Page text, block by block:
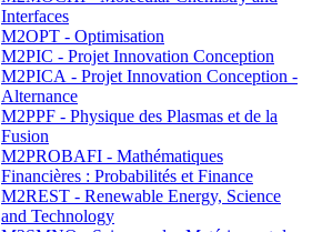
Interfaces
M2OPT - Optimisation
M2PIC - Projet Innovation Conception
M2PICA - Projet Innovation Conception -
Alternance
M2PPF - Physique des Plasmas et de la
Fusion
M2PROBAFI - Mathématiques
Financières : Probabilités et Finance
M2REST - Renewable Energy, Science
and Technology